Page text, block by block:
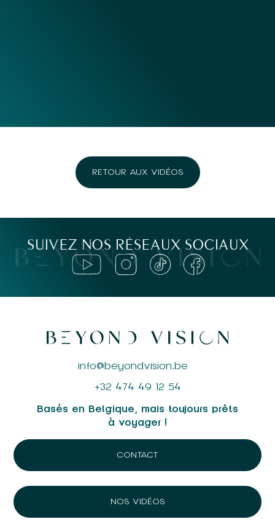
RETOUR AUX VIDÉOS
SUIVEZ NOS RÉSEAUX SOCIAUX
info@beyondvision.be
+32 474 49 12 54
Basés en Belgique, mais toujours prêts
à voyager !
CONTACT
NOS VIDÉOS